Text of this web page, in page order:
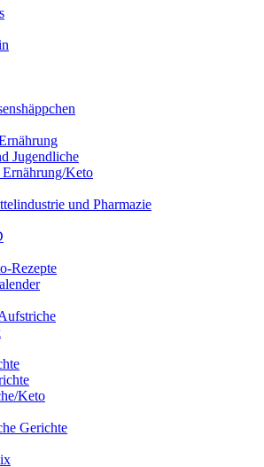
Jugendliche
Keto
und Pharmazie
Rezepte
Keto
Gerichte